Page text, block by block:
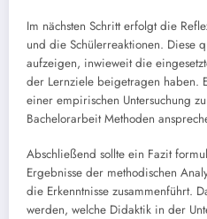
Im nächsten Schritt erfolgt die
und die Schülerreaktionen. Diese
aufzeigen, inwieweit die
der Lernziele beigetragen haben.
einer empirischen Untersuchung
Bachelorarbeit Methoden
Abschließend sollte ein Fazit
Ergebnisse der methodischen
die Erkenntnisse zusammenführt.
werden, welche Didaktik in der